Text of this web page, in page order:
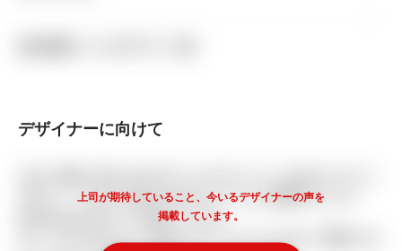
デザイナーに向けて
グをして、これから入社されるデザイナーさんに期待することを
ReDesignerのスタッフが伺っています。
上司が期待していること、今いるデザイナーの声を
掲載しています。